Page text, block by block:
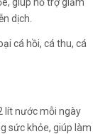
dịch.
cá hồi, cá thu, cá
lít nước mỗi ngày
sức khỏe, giúp làm